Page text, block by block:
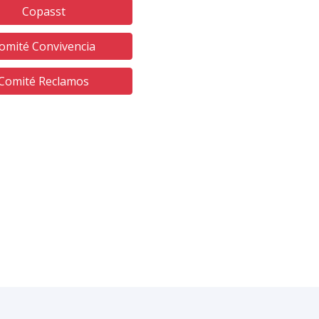
Copasst
Convivencia
Reclamos